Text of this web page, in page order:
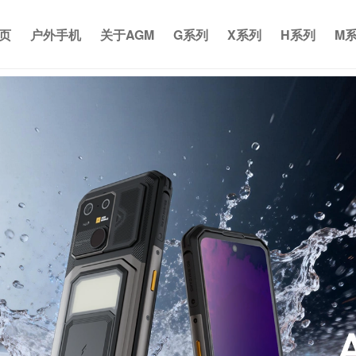
户外手机 关于AGM G系列 X系列 H系列 M